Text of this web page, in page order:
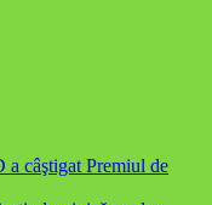
câştigat Premiul de